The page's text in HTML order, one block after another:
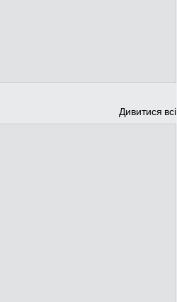
Дивитися всі